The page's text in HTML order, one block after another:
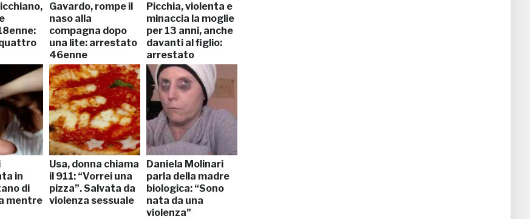
Gavardo, rompe il
naso alla
compagna dopo
una lite: arrestato
46enne
Picchia, violenta e
minaccia la moglie
per 13 anni, anche
davanti al figlio:
arrestato
in
di
mentre
Usa, donna chiama
il 911: “Vorrei una
pizza”. Salvata da
violenza sessuale
Daniela Molinari
parla della madre
biologica: “Sono
nata da una
violenza”